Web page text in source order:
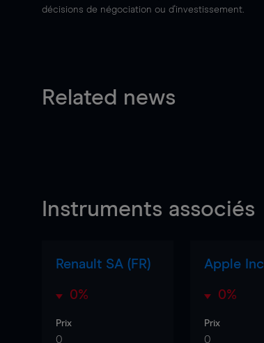
décisions de négociation ou d'investissement.
Related news
Instruments associés
Renault SA (FR)
0%
Prix
0
Apple Inc
0%
Prix
0